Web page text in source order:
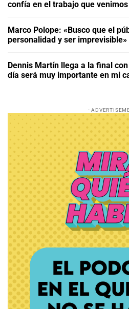
confía en el trabajo que
Marco Polope: «Busco que el
personalidad y ser imprevisible»
Dennis Martín llega a la final
día será muy importante en mi
-